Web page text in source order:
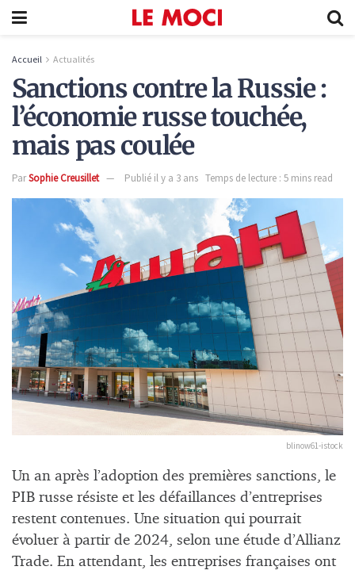
Accueil Actualités
Sanctions contre la Russie :
l’économie russe touchée,
mais pas coulée
ParSophie Creusillet Publié il y a 3 ans Temps de lecture : 5 mins read
blinow61-istock
Un an après l’adoption des premières sanctions, le
PIB russe résiste et les défaillances d’entreprises
restent contenues. Une situation qui pourrait
évoluer à partir de 2024, selon une étude d’Allianz
Trade. En attendant, les entreprises françaises ont